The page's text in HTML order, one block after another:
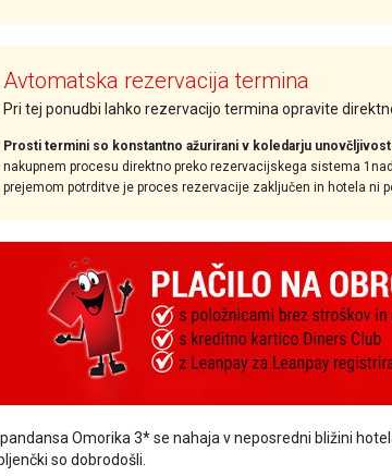
Avtomatska rezervacija termina
Pri tej ponudbi lahko rezervacijo termina opravite
Prosti termini so konstantno ažurirani v koledarju
nakupnem procesu direktno preko rezervacijskega sistema
prejemom potrditve je proces rezervacije zaključen in hotela ni
Omorika 3* se nahaja v neposredni bližini
so dobrodošli.